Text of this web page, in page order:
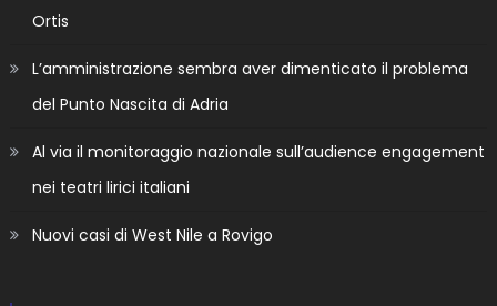
Ortis
L’amministrazione sembra aver dimenticato il problema
del Punto Nascita di Adria
Al via il monitoraggio nazionale sull’audience engagement
nei teatri lirici italiani
Nuovi casi di West Nile a Rovigo